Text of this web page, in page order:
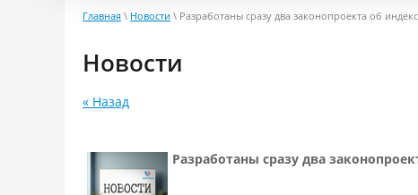
Главная \ Новости \ Разработаны сразу два законопроекта об
Новости
« Назад
Разработаны сразу два